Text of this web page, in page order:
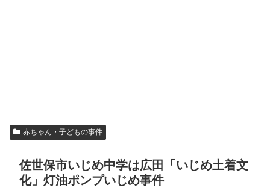
赤ちゃん・子どもの事件
佐世保市いじめ中学は広田「いじめ土着文
化」灯油ポンプいじめ事件